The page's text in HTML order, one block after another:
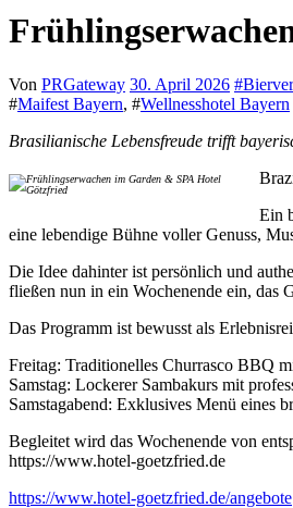
Von PRGateway 30. April 2026 #
#Maifest Bayern, #Wellnesshotel Bayern
Brasilianische Lebensfreude trifft
Ein
eine lebendige Bühne voller Genuss,
Die Idee dahinter ist persönlich und
fließen nun in ein Wochenende ein, das
Das Programm ist bewusst als
Freitag: Traditionelles Churrasco BBQ
Samstag: Lockerer Sambakurs mit
Samstagabend: Exklusives Menü eines
Begleitet wird das Wochenende von
https://www.hotel-goetzfried.de
https://www.hotel-goetzfried.de/angebote